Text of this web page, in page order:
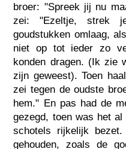
broer: "Spreek jij nu
zei: "Ezeltje, strek
goudstukken omlaag,
niet op tot ieder zo
konden dragen. (Ik zie
zijn geweest). Toen
zei tegen de oudste
hem." En pas had de
gezegd, toen was het
schotels rijkelijk
gehouden, zoals de